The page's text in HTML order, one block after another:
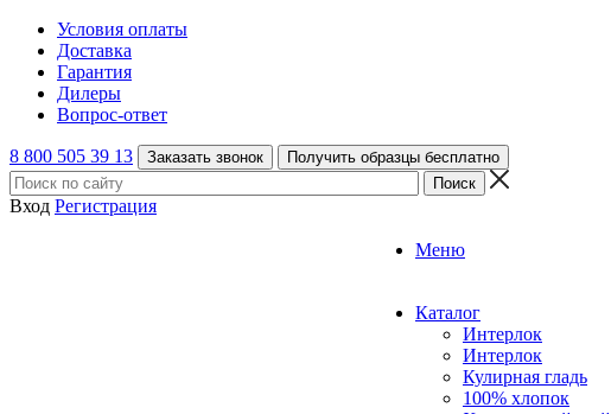
Условия оплаты
Доставка
Гарантия
Дилеры
Вопрос-ответ
8 800 505 39 13 Заказать звонок Получить образцы бесплатно
Вход Регистрация
Меню
Каталог
Интерлок
Интерлок
Кулирная гладь
100% хлопок